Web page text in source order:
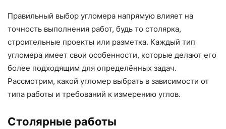
Правильный выбор угломера напрямую влияет на
точность выполнения работ, будь то столярка,
строительные проекты или разметка. Каждый тип
угломера имеет свои особенности, которые делают его
более подходящим для определённых задач.
Рассмотрим, какой угломер выбрать в зависимости от
типа работы и требований к измерению углов.
Столярные работы